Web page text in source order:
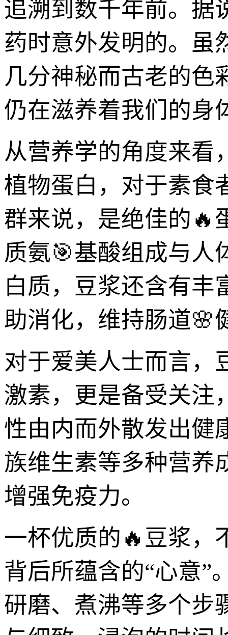
追溯到数千年前。据
药时意外发明的。虽
几分神秘而古老的色
仍在滋养着我们的身
从营养学的角度来看
植物蛋白，对于素食
群来说，是绝佳的🔥
质氨🎯基酸组成与人
白质，豆浆还含有丰
助消化，维持肠道🌸
对于爱美人士而言，
激素，更是备受关注
性由内而外散发出健
族维生素等多种营养
增强免疫力。
一杯优质的🔥豆浆，
背后所蕴含的“心意”
研磨、煮沸等多个步